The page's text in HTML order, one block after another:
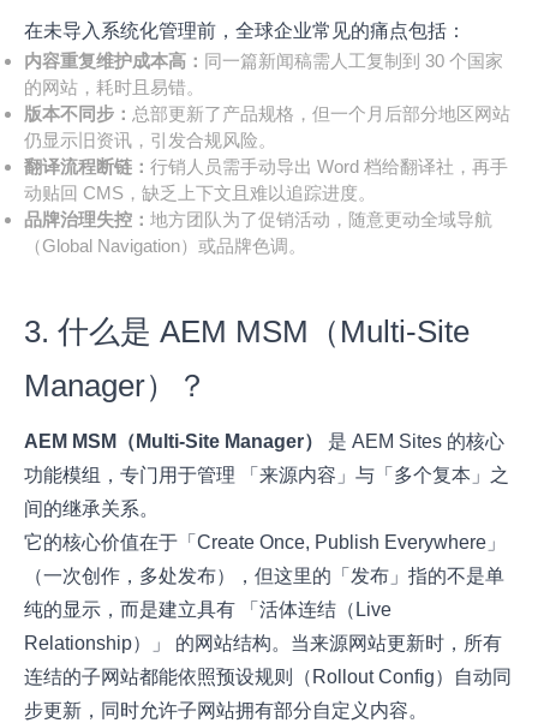
在未导入系统化管理前，全球企业常见的痛点包括：
内容重复维护成本高： 同一篇新闻稿需人工复制到 30 个国家
的网站，耗时且易错。
版本不同步： 总部更新了产品规格，但一个月后部分地区网站
仍显示旧资讯，引发合规风险。
翻译流程断链：行销人员需手动导出 Word 档给翻译社，再手
动贴回 CMS，缺乏上下文且难以追踪进度。
品牌治理失控：地方团队为了促销活动，随意更动全域导航
（Global Navigation）或品牌色调。
3. 什么是 AEM MSM（Multi-Site
Manager）？
AEM MSM（Multi-Site Manager）
是 AEM Sites 的核心
功能模组，专门用于管理 「来源内容」与「多个复本」之
间的继承关系。
它的核心价值在于「Create Once, Publish Everywhere」
（一次创作，多处发布），但这里的「发布」指的不是单
纯的显示，而是建立具有 「活体连结（Live
Relationship）」 的网站结构。当来源网站更新时，所有
连结的子网站都能依照预设规则（Rollout Config）自动同
步更新，同时允许子网站拥有部分自定义内容。